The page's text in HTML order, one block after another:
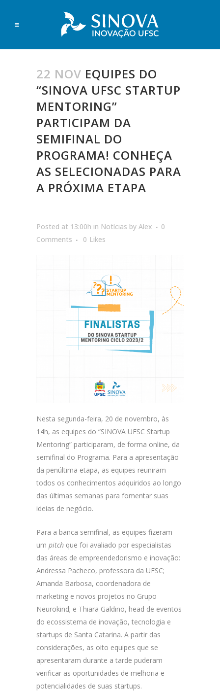
22 NOV EQUIPES DO
“SINOVA UFSC STARTUP
MENTORING”
PARTICIPAM DA
SEMIFINAL DO
PROGRAMA! CONHEÇA
AS SELECIONADAS PARA
A PRÓXIMA ETAPA
Posted at 13:00h in Notícias by Alex
0
Comments
0 Likes
Nesta segunda-feira, 20 de novembro, às
14h, as equipes do “SINOVA UFSC Startup
Mentoring” participaram, de forma online, da
semifinal do Programa. Para a apresentação
da penúltima etapa, as equipes reuniram
todos os conhecimentos adquiridos ao longo
das últimas semanas para fomentar suas
ideias de negócio.
Para a banca semifinal, as equipes fizeram
um pitch que foi avaliado por especialistas
das áreas de empreendedorismo e inovação:
Andressa Pacheco, professora da UFSC;
Amanda Barbosa, coordenadora de
marketing e novos projetos no Grupo
Neurokind; e Thiara Galdino, head de eventos
do ecossistema de inovação, tecnologia e
startups de Santa Catarina. A partir das
considerações, as oito equipes que se
apresentaram durante a tarde puderam
verificar as oportunidades de melhoria e
potencialidades de suas startups.